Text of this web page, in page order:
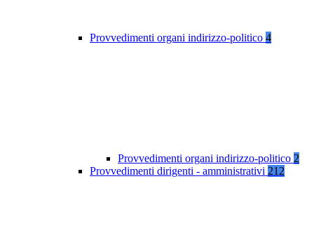
Provvedimenti organi indirizzo-politico 4
Provvedimenti organi indirizzo-politico 2
Provvedimenti dirigenti - amministrativi 212